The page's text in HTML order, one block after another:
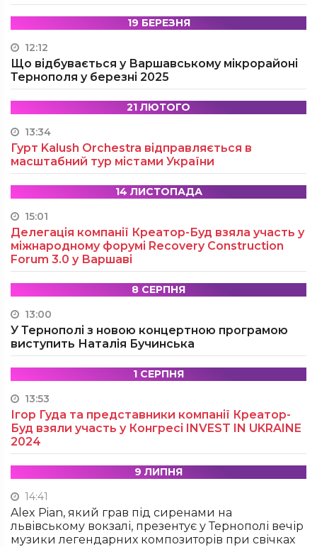
19 БЕРЕЗНЯ
12:12
Що відбувається у Варшавському мікрорайоні
Тернополя у березні 2025
21 ЛЮТОГО
13:34
Гурт Kalush Orchestra відправляється в
масштабний тур містами України
14 ЛИСТОПАДА
15:01
Делегація компанії Креатор-Буд взяла участь у
міжнародному форумі Recovery Construction
Forum 3.0 у Варшаві
8 СЕРПНЯ
13:00
У Тернополі з новою концертною програмою
виступить Наталія Бучинська
1 СЕРПНЯ
13:53
Ігор Гуда та представники компанії Креатор-
Буд взяли участь у Конгресі INVEST IN UKRAINE
2024
9 ЛИПНЯ
14:41
Alex Pian, який грав під сиренами на
львівському вокзалі, презентує у Тернополі вечір
музики легендарних композиторів при свічках